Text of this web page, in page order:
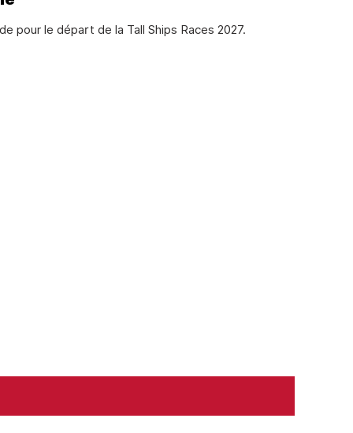
pour le départ de la Tall Ships Races 2027.